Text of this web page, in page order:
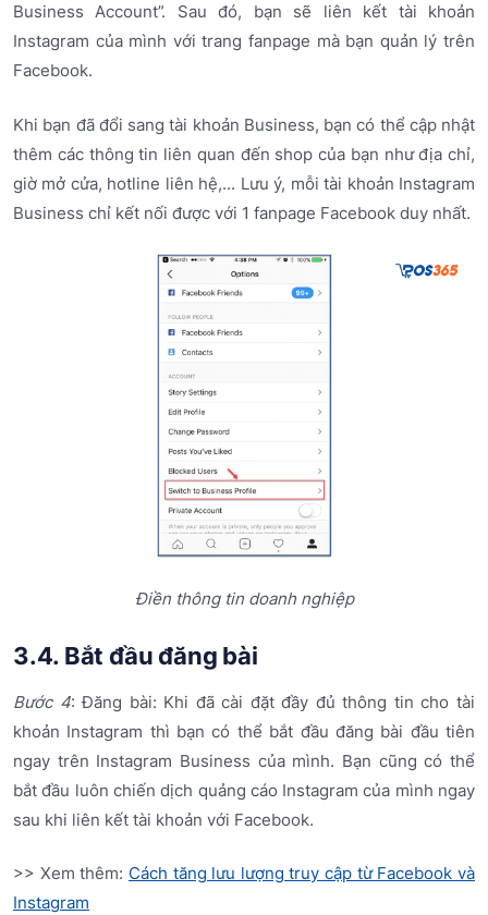
Business Account”. Sau đó, bạn sẽ liên kết tài khoản
Instagram của mình với trang fanpage mà bạn quản lý trên
Facebook.
Khi bạn đã đổi sang tài khoản Business, bạn có thể cập nhật
thêm các thông tin liên quan đến shop của bạn như địa chỉ,
giờ mở cửa, hotline liên hệ,... Lưu ý, mỗi tài khoản Instagram
Business chỉ kết nối được với 1 fanpage Facebook duy nhất.
Điền thông tin doanh nghiệp
3.4. Bắt đầu đăng bài
Bước 4: Đăng bài: Khi đã cài đặt đầy đủ thông tin cho tài
khoản Instagram thì bạn có thể bắt đầu đăng bài đầu tiên
ngay trên Instagram Business của mình. Bạn cũng có thể
bắt đầu luôn chiến dịch quảng cáo Instagram của mình ngay
sau khi liên kết tài khoản với Facebook.
>> Xem thêm: Cách tăng lưu lượng truy cập từ Facebook và
Instagram